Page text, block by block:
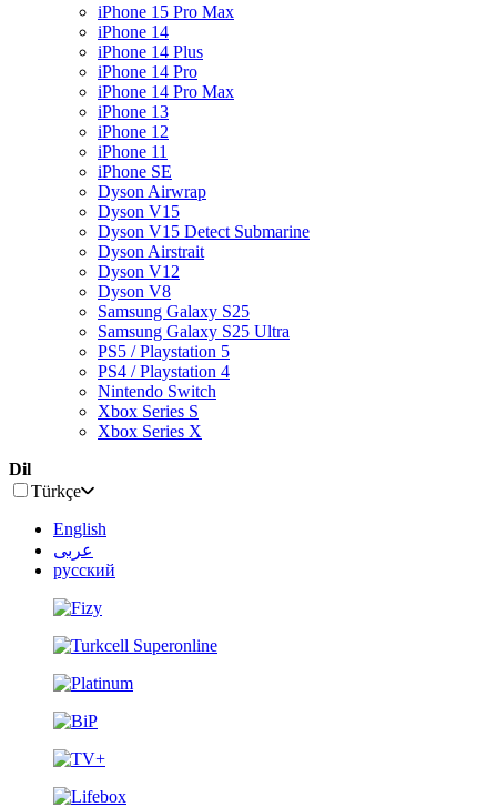
iPhone 15 Pro Max
iPhone 14
iPhone 14 Plus
iPhone 14 Pro
iPhone 14 Pro Max
iPhone 13
iPhone 12
iPhone 11
iPhone SE
Dyson Airwrap
Dyson V15
Dyson V15 Detect Submarine
Dyson Airstrait
Dyson V12
Dyson V8
Samsung Galaxy S25
Samsung Galaxy S25 Ultra
PS5 / Playstation 5
PS4 / Playstation 4
Nintendo Switch
Xbox Series S
Xbox Series X
Dil
Türkçe
English
عربى
русский